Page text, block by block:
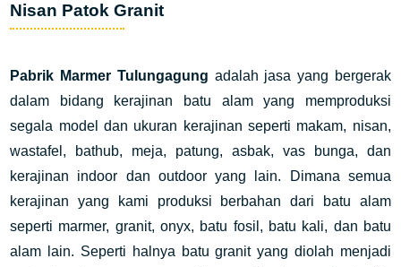
Nisan Patok Granit
Pabrik Marmer Tulungagung adalah jasa yang bergerak
dalam bidang kerajinan batu alam yang memproduksi
segala model dan ukuran kerajinan seperti makam, nisan,
wastafel, bathub, meja, patung, asbak, vas bunga, dan
kerajinan indoor dan outdoor yang lain. Dimana semua
kerajinan yang kami produksi berbahan dari batu alam
seperti marmer, granit, onyx, batu fosil, batu kali, dan batu
alam lain. Seperti halnya batu granit yang diolah menjadi